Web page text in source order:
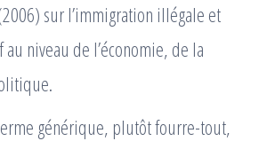
sur l’immigration illégale et
niveau de l’économie, de la
générique, plutôt fourre-tout,